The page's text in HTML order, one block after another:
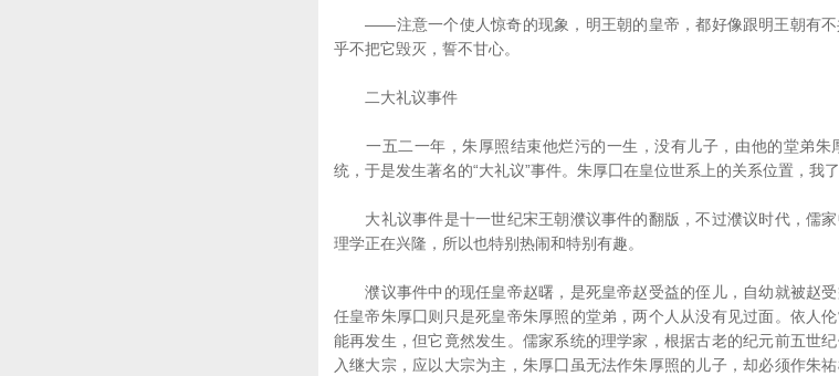
——注意一个使人惊奇的现象，明王朝的皇帝，都好像跟明王朝有不
乎不把它毁灭，誓不甘心。
二大礼议事件
一五二一年，朱厚照结束他烂污的一生，没有儿子，由他的堂弟朱
统，于是发生著名的“大礼议”事件。朱厚囗在皇位世系上的关系位置，我
大礼议事件是十一世纪宋王朝濮议事件的翻版，不过濮议时代，儒家
理学正在兴隆，所以也特别热闹和特别有趣。
濮议事件中的现任皇帝赵曙，是死皇帝赵受益的侄儿，自幼就被赵受
任皇帝朱厚囗则只是死皇帝朱厚照的堂弟，两个人从没有见过面。依人
能再发生，但它竟然发生。儒家系统的理学家，根据古老的纪元前五世
入继大宗，应以大宗为主，朱厚囗虽无法作朱厚照的儿子，却必须作朱